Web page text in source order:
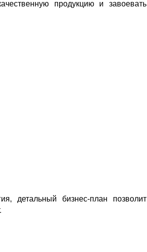
продукцию и завоевать
детальный бизнес-план позволит